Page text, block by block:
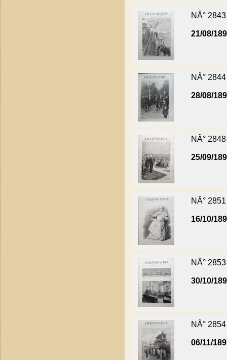
NÂ° 2843
21/08/
NÂ° 2844
28/08/
NÂ° 2848
25/09/
NÂ° 2851
16/10/
NÂ° 2853
30/10/
NÂ° 2854
06/11/